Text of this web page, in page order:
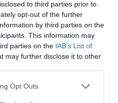
to third parties prior to
opt-out of the further
by third parties on the
This information may
parties on the IAB’s List of
may further disclose it to other
Opt Outs